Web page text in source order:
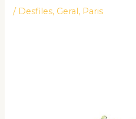
/ Desfiles, Geral, Paris